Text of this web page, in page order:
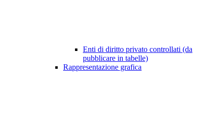
Enti di diritto privato controllati (da
pubblicare in tabelle)
Rappresentazione grafica